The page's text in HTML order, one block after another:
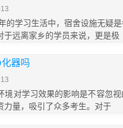
的学习生活中，宿舍设施无疑
远离家乡的学员来说，更是极
器吗
境对学习效果的影响是不容忽
力量，吸引了众多考生。对于